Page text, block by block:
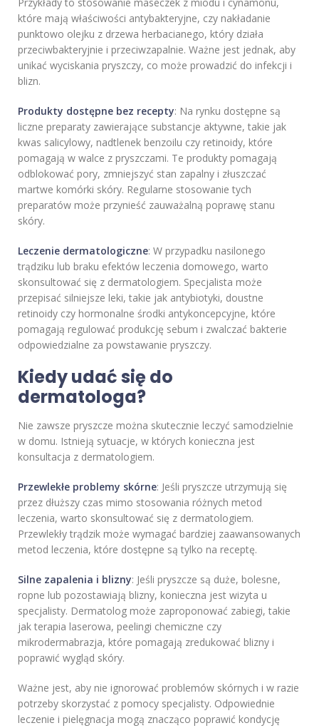
które mają właściwości antybakteryjne, czy nakładanie
punktowo olejku z drzewa herbacianego, który działa
przeciwbakteryjnie i przeciwzapalnie. Ważne jest jednak, aby
unikać wyciskania pryszczy, co może prowadzić do infekcji i
blizn.
Produkty dostępne bez recepty: Na rynku dostępne są
liczne preparaty zawierające substancje aktywne, takie jak
kwas salicylowy, nadtlenek benzoilu czy retinoidy, które
pomagają w walce z pryszczami. Te produkty pomagają
odblokować pory, zmniejszyć stan zapalny i złuszczać
martwe komórki skóry. Regularne stosowanie tych
preparatów może przynieść zauważalną poprawę stanu
skóry.
Leczenie dermatologiczne: W przypadku nasilonego
trądziku lub braku efektów leczenia domowego, warto
skonsultować się z dermatologiem. Specjalista może
przepisać silniejsze leki, takie jak antybiotyki, doustne
retinoidy czy hormonalne środki antykoncepcyjne, które
pomagają regulować produkcję sebum i zwalczać bakterie
odpowiedzialne za powstawanie pryszczy.
Kiedy udać się do
dermatologa?
Nie zawsze pryszcze można skutecznie leczyć samodzielnie
w domu. Istnieją sytuacje, w których konieczna jest
konsultacja z dermatologiem.
Przewlekłe problemy skórne: Jeśli pryszcze utrzymują się
przez dłuższy czas mimo stosowania różnych metod
leczenia, warto skonsultować się z dermatologiem.
Przewlekły trądzik może wymagać bardziej zaawansowanych
metod leczenia, które dostępne są tylko na receptę.
Silne zapalenia i blizny: Jeśli pryszcze są duże, bolesne,
ropne lub pozostawiają blizny, konieczna jest wizyta u
specjalisty. Dermatolog może zaproponować zabiegi, takie
jak terapia laserowa, peelingi chemiczne czy
mikrodermabrazja, które pomagają zredukować blizny i
poprawić wygląd skóry.
Ważne jest, aby nie ignorować problemów skórnych i w razie
potrzeby skorzystać z pomocy specjalisty. Odpowiednie
leczenie i pielęgnacja mogą znacząco poprawić kondycję